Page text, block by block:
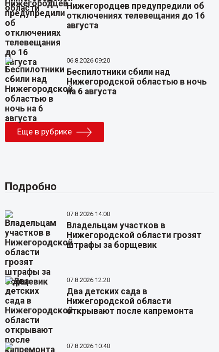
Нижегородцев предупредили об
отключениях телевещания до 16
августа
06.8.2026 09:20
Беспилотники сбили над
Нижегородской областью в ночь
на 6 августа
Еще в рубрике
Подробно
07.8.2026 14:00
Владельцам участков в
Нижегородской области грозят
штрафы за борщевик
07.8.2026 12:20
Два детских сада в
Нижегородской области
открывают после капремонта
07.8.2026 10:40